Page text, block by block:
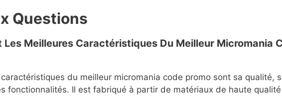
Questions
Les Meilleures Caractéristiques Du Meilleur Micromania
du meilleur micromania code promo sont sa qualité,
fonctionnalités. Il est fabriqué à partir de matériaux de haute